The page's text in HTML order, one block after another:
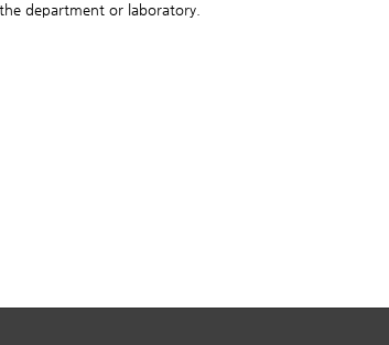
department or laboratory.